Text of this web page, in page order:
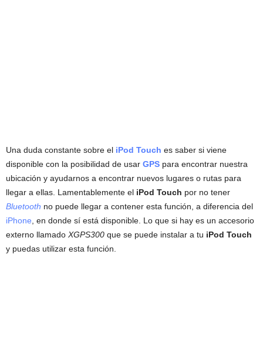
Una duda constante sobre el iPod Touch es saber si viene
disponible con la posibilidad de usar GPS para encontrar nuestra
ubicación y ayudarnos a encontrar nuevos lugares o rutas para
llegar a ellas. Lamentablemente el iPod Touch por no tener
Bluetooth no puede llegar a contener esta función, a diferencia del
iPhone , en donde sí está disponible. Lo que si hay es un accesorio
externo llamado XGPS300 que se puede instalar a tu iPod Touch
y puedas utilizar esta función.